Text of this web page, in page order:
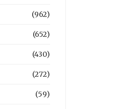
(962)
(652)
(430)
(272)
(59)